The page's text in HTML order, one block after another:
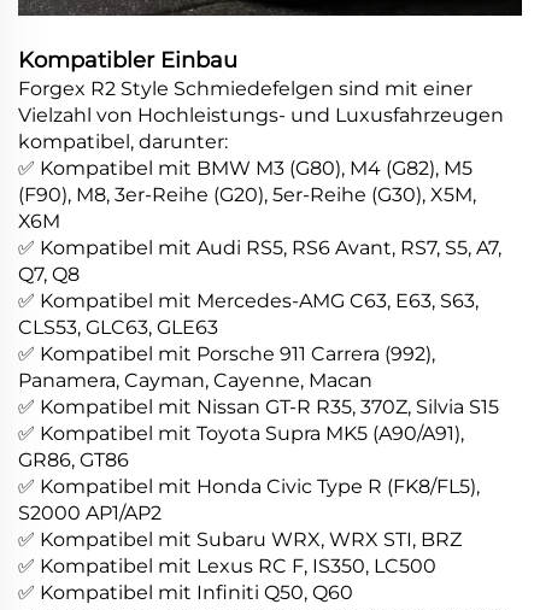
Kompatibler Einbau
Forgex R2 Style Schmiedefelgen sind mit einer
Vielzahl von Hochleistungs- und Luxusfahrzeugen
kompatibel, darunter:
✅ Kompatibel mit BMW M3 (G80), M4 (G82), M5
(F90), M8, 3er-Reihe (G20), 5er-Reihe (G30), X5M,
X6M
✅ Kompatibel mit Audi RS5, RS6 Avant, RS7, S5, A7,
Q7, Q8
✅ Kompatibel mit Mercedes-AMG C63, E63, S63,
CLS53, GLC63, GLE63
✅ Kompatibel mit Porsche 911 Carrera (992),
Panamera, Cayman, Cayenne, Macan
✅ Kompatibel mit Nissan GT-R R35, 370Z, Silvia S15
✅ Kompatibel mit Toyota Supra MK5 (A90/A91),
GR86, GT86
✅ Kompatibel mit Honda Civic Type R (FK8/FL5),
S2000 AP1/AP2
✅ Kompatibel mit Subaru WRX, WRX STI, BRZ
✅ Kompatibel mit Lexus RC F, IS350, LC500
✅ Kompatibel mit Infiniti Q50, Q60